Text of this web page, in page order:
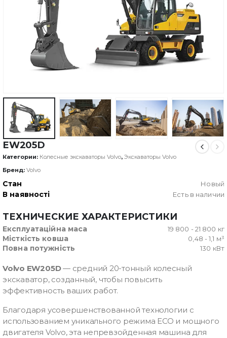
EW205D
Категории: Колесные экскаваторы Volvo, Экскаваторы Volvo
Бренд: Volvo
Стан Новый
В наявності Есть в наличии
ТЕХНИЧЕСКИЕ ХАРАКТЕРИСТИКИ
Експлуатаційна маса 19 800 - 21 800 кг
Місткість ковша 0,48 - 1,1 м³
Повна потужність 130 кВт
Volvo EW205D— средний 20-тонный колесный
экскаватор, созданный, чтобы повысить
эффективность ваших работ.
Благодаря усовершенствованной технологии с
использованием уникального режима ЕСО и мощного
двигателя Volvo, эта непревзойденная машина для